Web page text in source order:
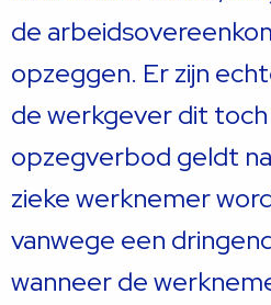
de
opzeggen. Er zijn
de werkgever dit
opzegverbod geldt
zieke werknemer
vanwege een
wanneer de